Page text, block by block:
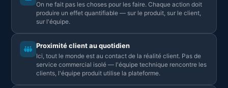
On ne fait pas les choses pour les faire. Chaque action doit
produire un effet quantifiable — sur le produit, sur le client,
sur l'équipe.
Proximité client au quotidien
Ici, tout le monde est au contact de la réalité client. Pas de
service commercial isolé — l'équipe technique rencontre les
clients, l'équipe produit utilise la plateforme.